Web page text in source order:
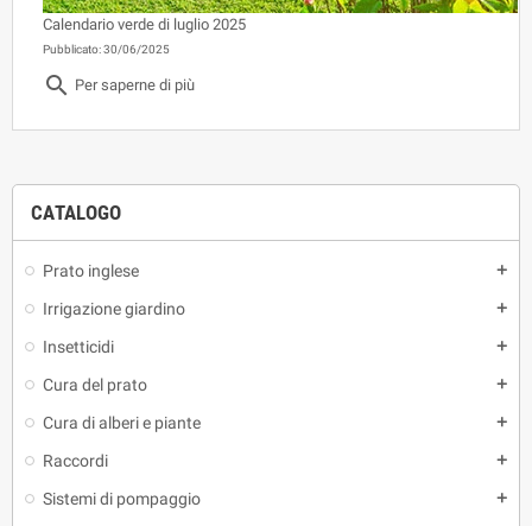
CATALOGO
Prato inglese add
Irrigazione giardino add
Insetticidi add
Cura del prato add
Cura di alberi e piante add
Raccordi add
Sistemi di pompaggio add
Calendario verde di luglio 2025
Pubblicato: 30/06/2025
search Per saperne di più